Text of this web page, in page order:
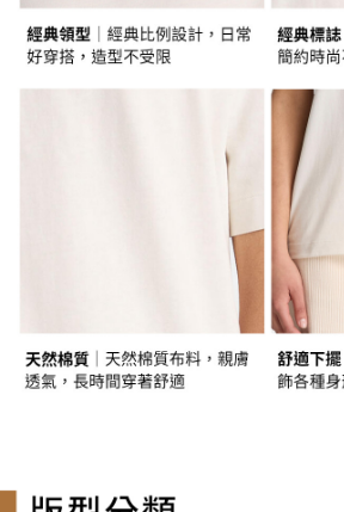
任。
４．使用「AFTEE先享後付」時，將依據個別帳
時審查核予不同之上限額度；若仍有額度不足之
５．嚴禁一人註冊多個帳號或使用他人資訊註冊
恩沛科技股份有限公司將有權停止該用戶之使用
每筆NT$130，滿NT$2,000(含以上)免運費